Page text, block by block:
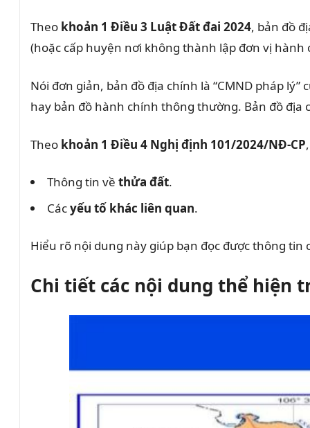
Theo khoản 1 Điều 3 Luật Đất đai 2024, bản đồ
(hoặc cấp huyện nơi không thành lập đơn vị
Nói đơn giản, bản đồ địa chính là “CMND pháp
hay bản đồ hành chính thông thường. Bản đồ
Theo khoản 1 Điều 4 Nghị định 101/2024/NĐ-CP
Thông tin về thửa đất.
Cácyếu tố khác liên quan.
Hiểu rõ nội dung này giúp bạn đọc được thông
Chi tiết các nội dung thể hiện